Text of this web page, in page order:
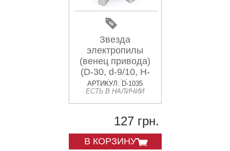
Звезда
электропилы
(венец привода)
(D-30, d-9/10, H-
9,5mm) China #1
JIANTAI
АРТИКУЛ: D-1035
ЕСТЬ В НАЛИЧИИ
127 грн.
В КОРЗИНУ